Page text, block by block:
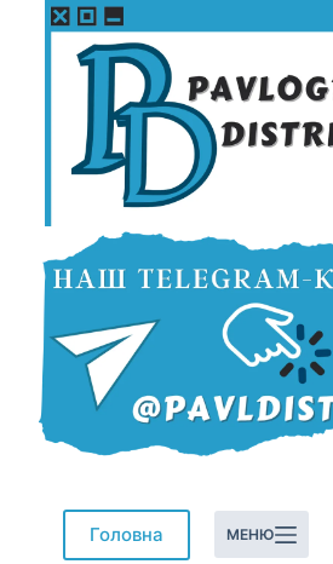
Перейти
Головна МЕНЮ